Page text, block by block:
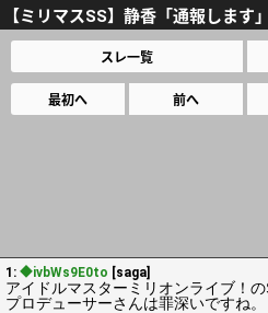
【ミリマスSS】静香「通報します
スレ一覧
最初へ 前へ
1: ◆ivbWs9E0to [saga]
アイドルマスターミリオンライブ！の
プロデューサーさんは罪深いですね。